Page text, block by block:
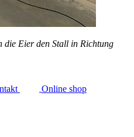
die Eier den Stall in Richtung
Online shop